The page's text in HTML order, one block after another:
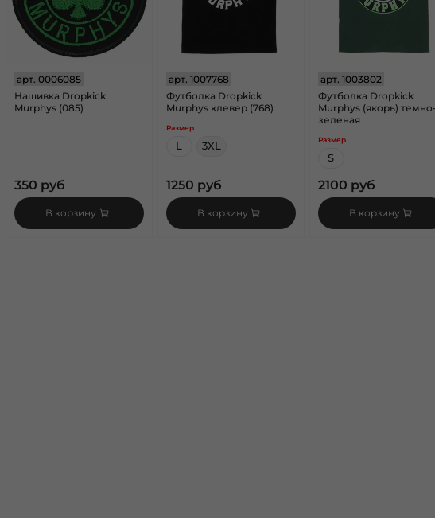
арт. 0006085
Нашивка Dropkick
Murphys (085)
350 руб
В корзину
арт. 1007768
Футболка Dropkick
Murphys клевер (768)
Размер
L 3XL
1250 руб
В корзину
арт. 1003802
Футболка Dropkick
Murphys (якорь)
зеленая
Размер
S
2100 руб
В корзину